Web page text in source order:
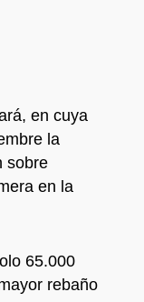
en cuya
la
sobre
en la
65.000
rebaño